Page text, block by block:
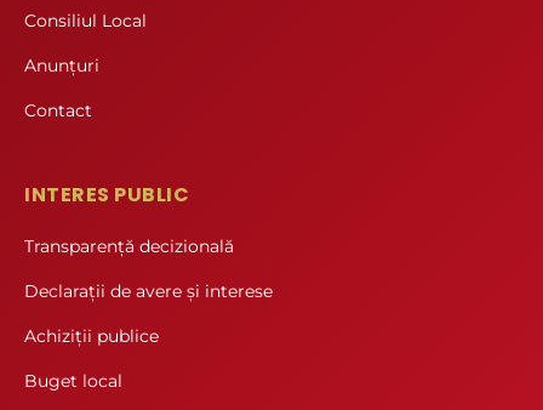
Consiliul Local
Anunțuri
Contact
INTERES PUBLIC
Transparență decizională
Declarații de avere și interese
Achiziții publice
Buget local